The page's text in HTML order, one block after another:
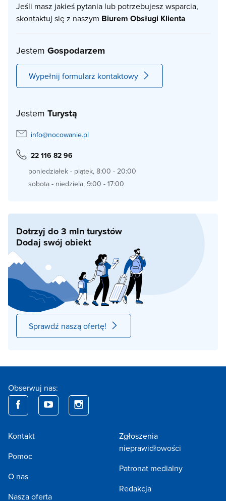
Jeśli masz jakieś pytania lub potrzebujesz wsparcia,
skontaktuj się z naszym Biurem Obsługi Klienta
Jestem Gospodarzem
Wypełnij formularz kontaktowy
Jestem Turystą
info@nocowanie.pl
22 116 82 96
poniedziałek - piątek, 8:00 - 20:00
sobota - niedziela, 9:00 - 17:00
Dotrzyj do 3 mln turystów
Dodaj swój obiekt
Sprawdź naszą ofertę!
Obserwuj nas:
Kontakt
Pomoc
O nas
Nasza oferta
Zgłoszenia
nieprawidłowości
Patronat medialny
Redakcja